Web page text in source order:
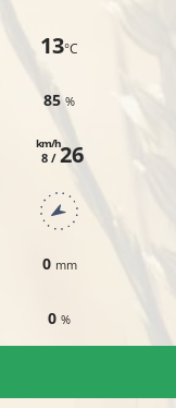
13°C
85%
8 /
km/h26
0 mm
0%